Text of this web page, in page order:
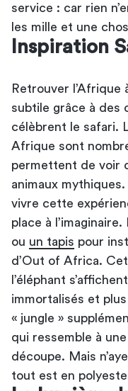
service : car rien
les mille et une
Inspiration
Retrouver l’Afrique
subtile grâce à des
célèbrent le safari.
Afrique sont
permettent de voir
animaux
vivre cette
place à
ou un tapis pour
d’Out of Africa.
l’éléphant
immortalisés et
« jungle »
qui ressemble à
découpe. Mais
tout est en